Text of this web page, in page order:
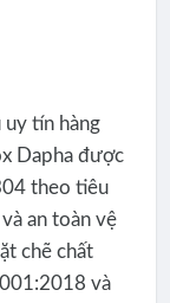
uy tín hàng
Dapha được
theo tiêu
an toàn vệ
chẽ chất
và